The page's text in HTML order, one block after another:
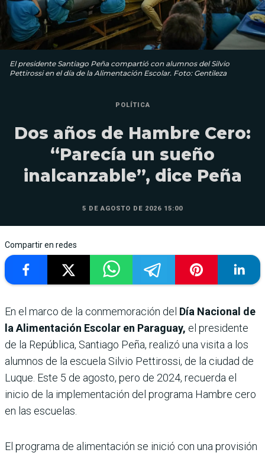
El presidente Santiago Peña compartió con alumnos del Silvio
Pettirossi en el día de la Alimentación Escolar. Foto: Gentileza
POLÍTICA
Dos años de Hambre Cero:
“Parecía un sueño
inalcanzable”, dice Peña
5 DE AGOSTO DE 2026 15:00
Compartir en redes
En el marco de la conmemoración del Día Nacional de
la Alimentación Escolar en Paraguay, el presidente
de la República, Santiago Peña, realizó una visita a los
alumnos de la escuela Silvio Pettirossi, de la ciudad de
Luque. Este 5 de agosto, pero de 2024, recuerda el
inicio de la implementación del programa Hambre cero
en las escuelas.
El programa de alimentación se inició con una provisión